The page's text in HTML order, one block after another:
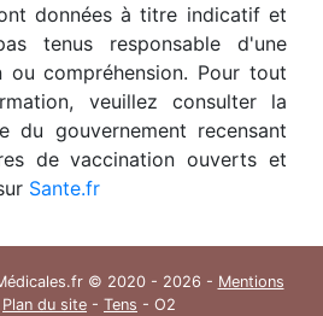
données à titre indicatif et
tenus responsable d'une
ou compréhension. Pour tout
veuillez consulter la
du gouvernement recensant
de vaccination ouverts et
Sante.fr
© 2020 - 2026 - Mentions
Plan du site - Tens - O2